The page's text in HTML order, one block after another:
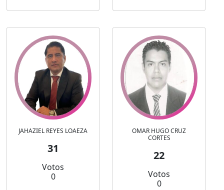
JAHAZIEL REYES LOAEZA
31
Votos
0
OMAR HUGO CRUZ
CORTES
22
Votos
0